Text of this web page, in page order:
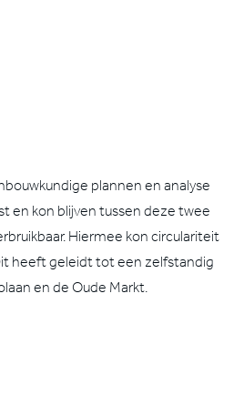
plannen en analyse
en kon blijven tussen deze twee
Hiermee kon circulariteit
heeft geleidt tot een zelfstandig
en de Oude Markt.